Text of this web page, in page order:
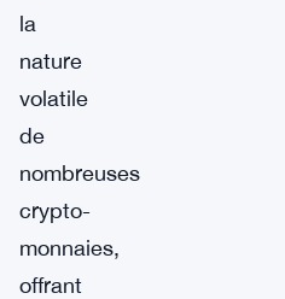
la
nature
volatile
de
nombreuses
crypto-
monnaies,
offrant